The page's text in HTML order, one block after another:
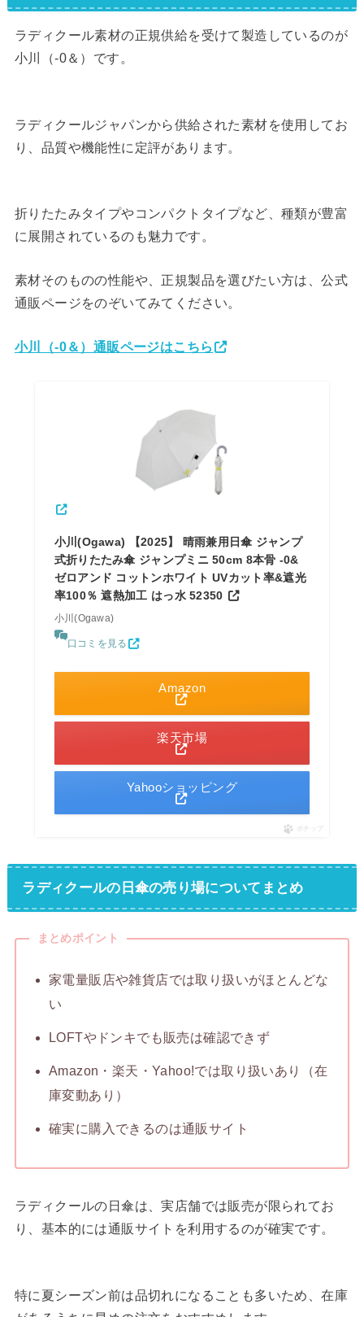
ラディクール素材の正規供給を受けて製造しているのが
小川（-0＆）です。
ラディクールジャパンから供給された素材を使用してお
り、品質や機能性に定評があります。
折りたたみタイプやコンパクトタイプなど、種類が豊富
に展開されているのも魅力です。
素材そのものの性能や、正規製品を選びたい方は、公式
通販ページをのぞいてみてください。
小川（-0＆）通販ページはこちら
小川(Ogawa) 【2025】 晴雨兼用日傘 ジャンプ
式折りたたみ傘 ジャンプミニ 50cm 8本骨 -0&
ゼロアンド コットンホワイト UVカット率&遮光
率100％ 遮熱加工 はっ水 52350
小川(Ogawa)
口コミを見る
Amazon
楽天市場
Yahooショッピング
ポチップ
ラディクールの日傘の売り場についてまとめ
まとめポイント
家電量販店や雑貨店では取り扱いがほとんどな
い
LOFTやドンキでも販売は確認できず
Amazon・楽天・Yahoo!では取り扱いあり（在
庫変動あり）
確実に購入できるのは通販サイト
ラディクールの日傘は、実店舗では販売が限られてお
り、基本的には通販サイトを利用するのが確実です。
特に夏シーズン前は品切れになることも多いため、在庫